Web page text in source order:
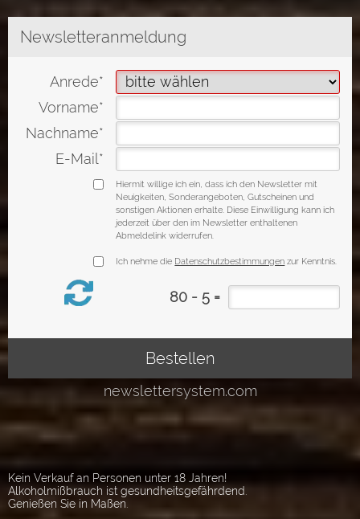
Kein Verkauf an Personen unter 18 Jahren!
Alkoholmißbrauch ist gesundheitsgefährdend.
Genießen Sie in Maßen.